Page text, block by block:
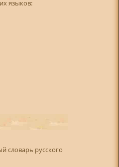
языков:
словарь русского